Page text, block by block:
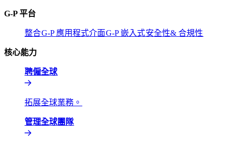
G-P 平台​​
整合​​G-P 應用程式介面​​G-P 嵌入式​​安全性& 合規性​​
核心能力​​
聘僱全球​​
拓展全球業務。​​
管理全球團隊​​